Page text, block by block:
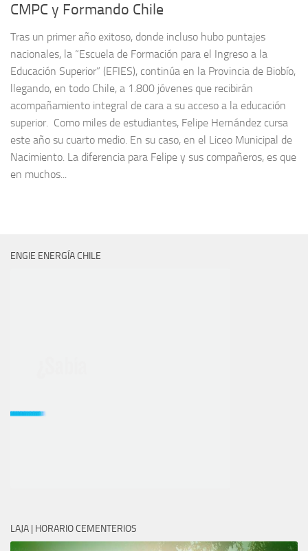
CMPC y Formando Chile
Tras un primer año exitoso, donde incluso hubo puntajes
nacionales, la “Escuela de Formación para el Ingreso a la
Educación Superior” (EFIES), continúa en la Provincia de Biobío,
llegando, en todo Chile, a 1.800 jóvenes que recibirán
acompañamiento integral de cara a su acceso a la educación
superior. Como miles de estudiantes, Felipe Hernández cursa
este año su cuarto medio. En su caso, en el Liceo Municipal de
Nacimiento. La diferencia para Felipe y sus compañeros, es que
en muchos...
ENGIE ENERGÍA CHILE
LAJA | HORARIO CEMENTERIOS